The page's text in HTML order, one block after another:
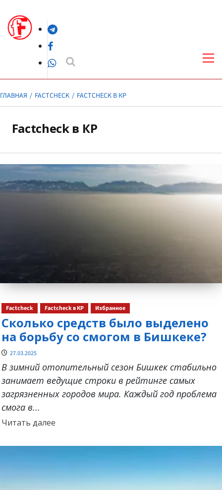
содержимомуTelegram
Facebook
WhatsApp
ГЛАВНАЯ FACTCHECK FACTCHECK В КР
Factcheck в КР
Factcheck Factcheck в КР Избранное
Сколько средств было выделено
на борьбу со смогом в Бишкеке?
27.03.2025
В зимний отопительный сезон Бишкек стабильно
занимает ведущие строки в рейтинге самых
загрязненных городов мира. Каждый год проблема
смога в...
Читать далееПрочитать
о